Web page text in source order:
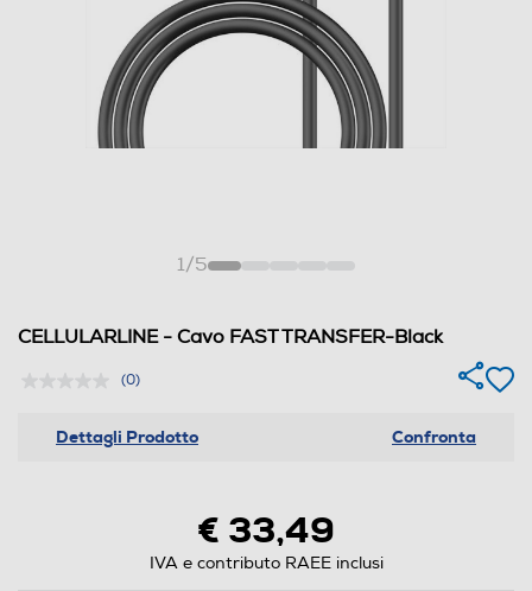
1/5
CELLULARLINE - Cavo FAST TRANSFER-Black
(0)
Dettagli Prodotto Confronta
€ 33,49
IVA e contributo RAEE inclusi